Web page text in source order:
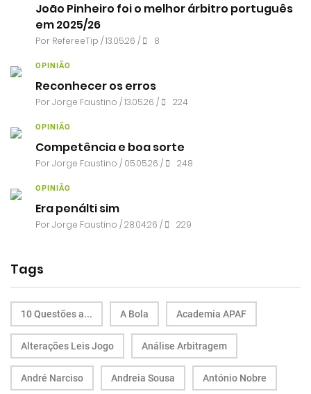
João Pinheiro foi o melhor árbitro português
em 2025/26
Por RefereeTip / 13.05.26 / 8
OPINIÃO
Reconhecer os erros
PorJorge Faustino / 13.05.26 / 224
OPINIÃO
Competência e boa sorte
PorJorge Faustino / 05.05.26 / 248
OPINIÃO
Era penálti sim
PorJorge Faustino / 28.04.26 / 229
Tags
10 Questões a... A Bola Academia APAF
Alterações Leis Jogo Análise Arbitragem
André Narciso Andreia Sousa António Nobre